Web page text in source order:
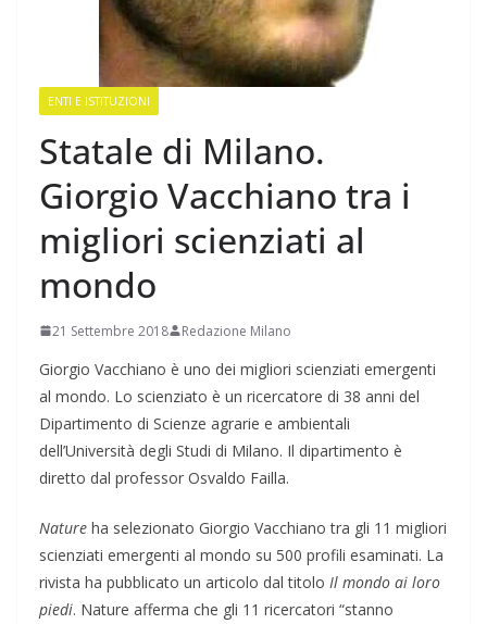
ENTI E ISTITUZIONI
Statale di Milano.
Giorgio Vacchiano tra i
migliori scienziati al
mondo
21 Settembre 2018 Redazione Milano
Giorgio Vacchiano è uno dei migliori scienziati emergenti
al mondo. Lo scienziato è un ricercatore di 38 anni del
Dipartimento di Scienze agrarie e ambientali
dell’Università degli Studi di Milano. Il dipartimento è
diretto dal professor Osvaldo Failla.
Nature ha selezionato Giorgio Vacchiano tra gli 11 migliori
scienziati emergenti al mondo su 500 profili esaminati. La
rivista ha pubblicato un articolo dal titolo Il mondo ai loro
piedi. Nature afferma che gli 11 ricercatori “stanno